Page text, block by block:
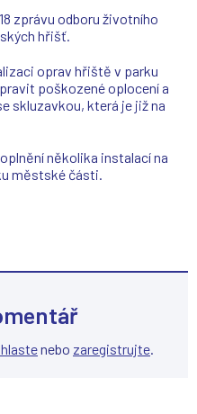
zprávu odboru životního
hřišť.
oprav hřiště v parku
poškozené oplocení a
skluzavkou, která je již na
několika instalací na
městské části.
nebo zaregistrujte.